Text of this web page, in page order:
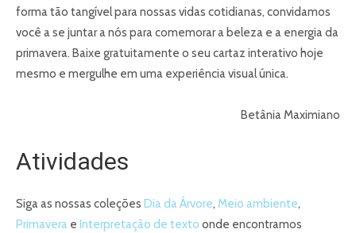
forma tão tangível para nossas vidas cotidianas, convidamos
você a se juntar a nós para comemorar a beleza e a energia da
primavera. Baixe gratuitamente o seu cartaz interativo hoje
mesmo e mergulhe em uma experiência visual única.
Betânia Maximiano
Atividades
Siga as nossas coleções Dia da Árvore, Meio ambiente,
Primavera e Interpretação de texto onde encontramos